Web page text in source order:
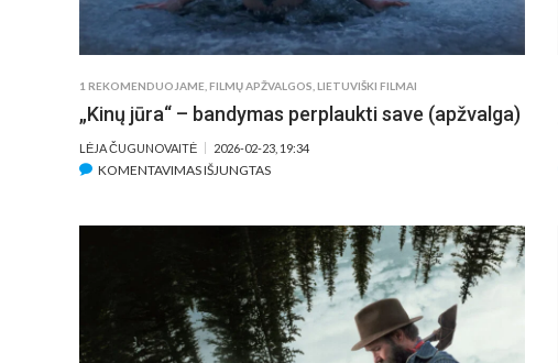
1 REKOMENDUOJAME FILMŲ APŽVALGOS LIETUVIŠKI FILMAI
„Kinų jūra“ – bandymas perplaukti save (apžvalga)
LĖJA ČUGUNOVAITĖ 2026-02-23, 19:34
KOMENTAVIMAS IŠJUNGTASĮRAŠE
BANDYMAS
PERPLAUKTI
SAVE
(APŽVALGA)